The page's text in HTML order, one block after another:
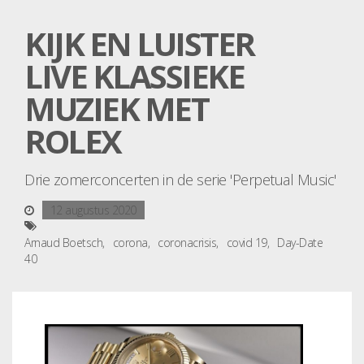
KIJK EN LUISTER
LIVE KLASSIEKE
MUZIEK MET
ROLEX
Drie zomerconcerten in de serie 'Perpetual Music'
12 augustus 2020
Arnaud Boetsch corona coronacrisis covid 19
Day-Date
40